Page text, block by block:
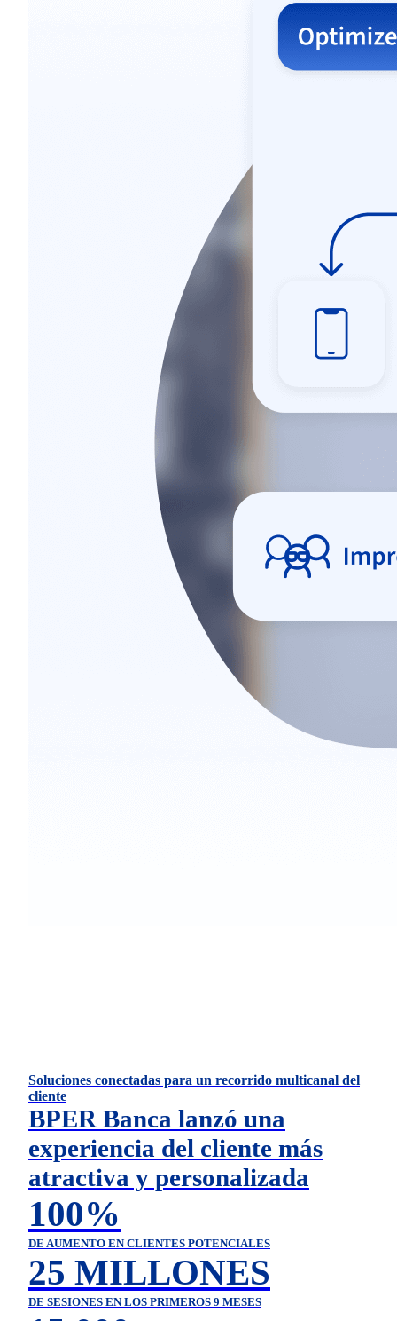
Soluciones conectadas para un recorrido multicanal del
cliente
BPER Banca lanzó una
experiencia del cliente más
atractiva y personalizada
100%
DE AUMENTO EN CLIENTES POTENCIALES
25 MILLONES
DE SESIONES EN LOS PRIMEROS 9 MESES